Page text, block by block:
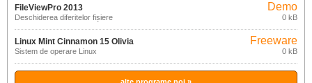
FileViewPro 2013
Deschiderea diferitelor fișiere
Demo
0 kB
Linux Mint Cinnamon 15 Olivia
Sistem de operare Linux
Freeware
0 kB